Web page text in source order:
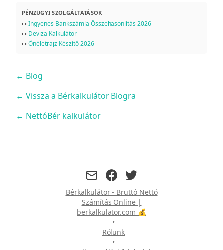
PÉNZÜGYI SZOLGÁLTATÁSOK
↦Ingyenes Bankszámla Összehasonlítás 2026
↦ Deviza Kalkulátor
↦Önéletrajz Készítő 2026
← Blog
← Vissza a Bérkalkulátor Blogra
← NettóBér kalkulátor
facebooktwitter
Bérkalkulátor - Bruttó Nettó
Számítás Online |
berkalkulator.com 💰
•
Rólunk
•